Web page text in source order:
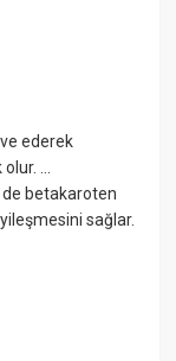
ederek
...
de betakaroten
sağlar.